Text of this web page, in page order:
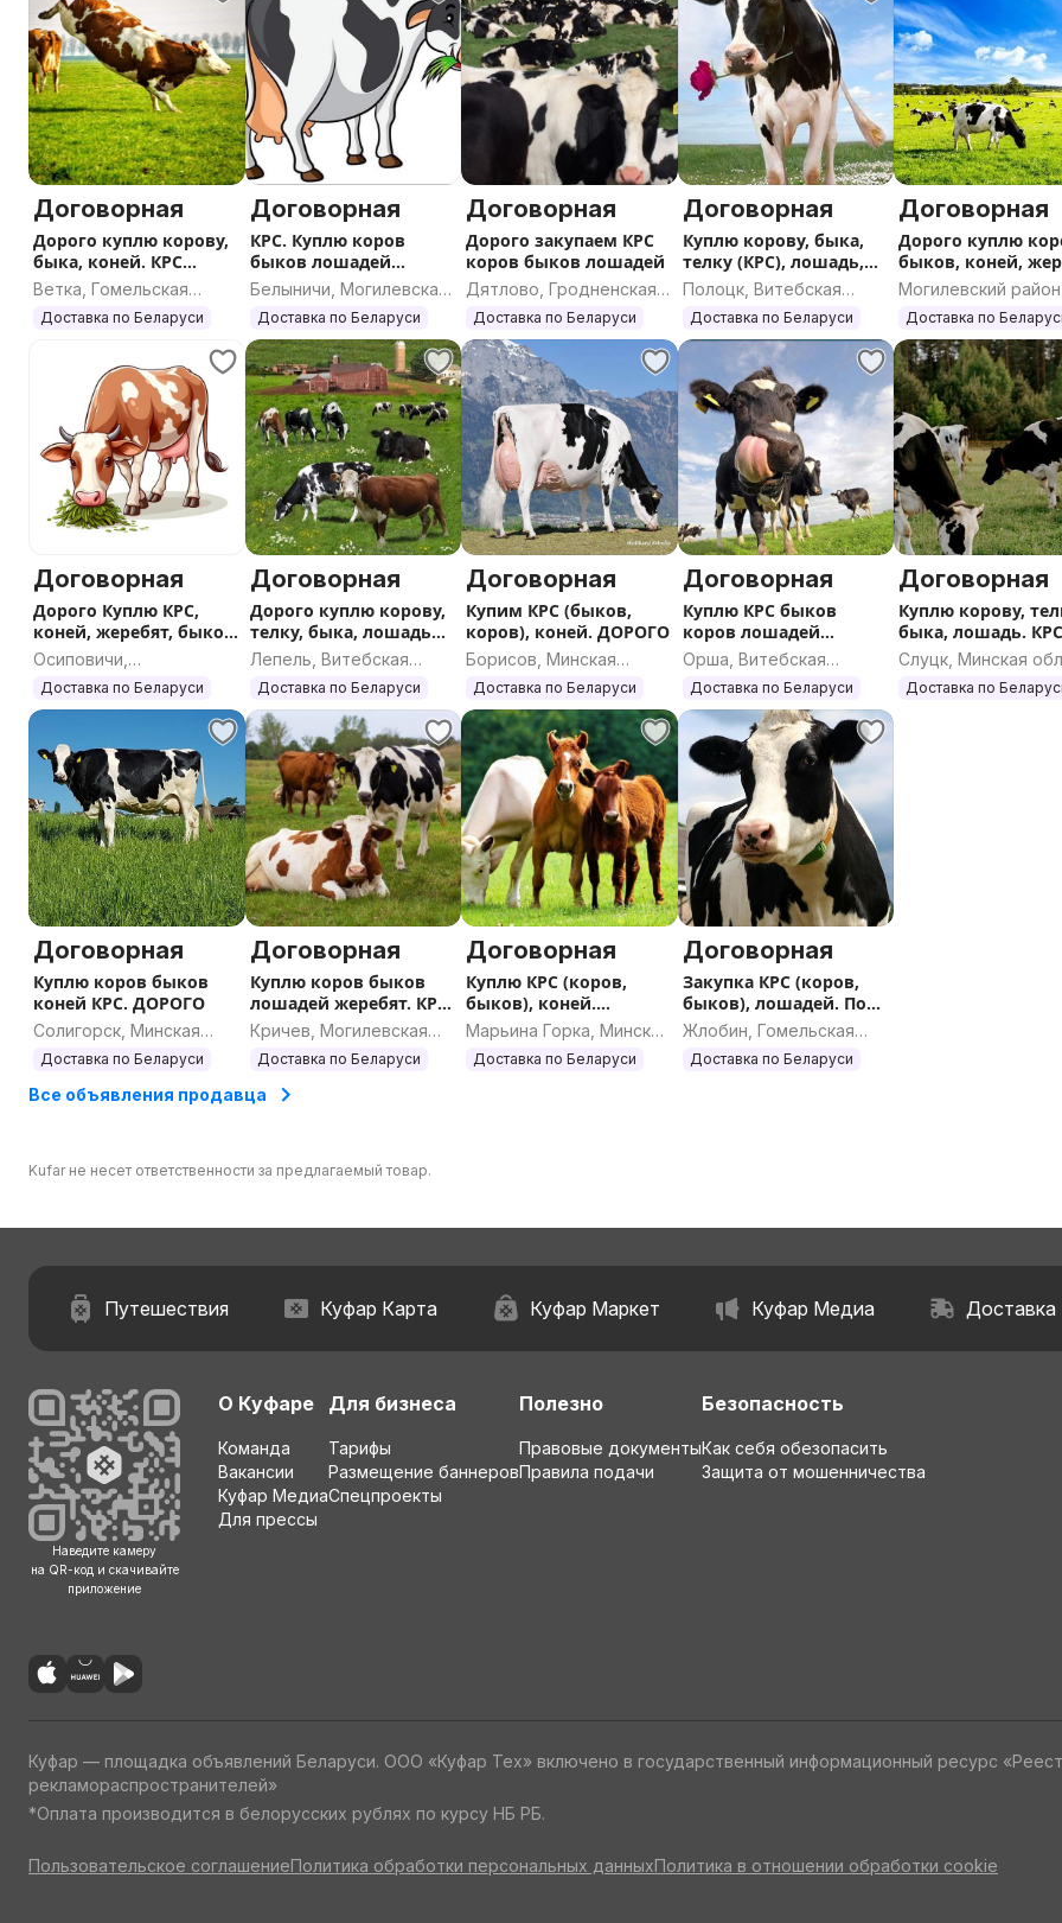
Договорная
Дорого куплю корову,
быка, коней. КРС
ДОРОГО
Ветка, Гомельская
область
Доставка по Беларуси
Договорная
КРС. Куплю коров
быков лошадей
жеребят ДОРОГО
Белыничи, Могилевская
область
Доставка по Беларуси
Договорная
Дорого закупаем КРС
коров быков лошадей
Дятлово, Гродненская
область
Доставка по Беларуси
Договорная
Куплю корову, быка,
телку (КРС), лошадь,
жеребенка
Полоцк, Витебская
область
Доставка по Беларуси
Договорная
Дорого куплю
быков, коней,
КРС
Могилевский район,
Могилевская
Доставка по
Договорная
Дорого Куплю КРС,
коней, жеребят, быков,
коров
Осиповичи,
Могилевская область
Доставка по Беларуси
Договорная
Дорого куплю корову,
телку, быка, лошадь
КРС
Лепель, Витебская
область
Доставка по Беларуси
Договорная
Купим КРС (быков,
коров), коней. ДОРОГО
Борисов, Минская
область
Доставка по Беларуси
Договорная
Куплю КРС быков
коров лошадей
жеребят ДОРОГО
Орша, Витебская
область
Доставка по Беларуси
Договорная
Куплю корову,
быка, лошадь. КРС
ДОРОГО
Слуцк, Минская
Доставка по
Договорная
Куплю коров быков
коней КРС. ДОРОГО
Солигорск, Минская
область
Доставка по Беларуси
Договорная
Куплю коров быков
лошадей жеребят. КРС
ДОРОГО
Кричев, Могилевская
область
Доставка по Беларуси
Договорная
Куплю КРС (коров,
быков), коней.
ДОРОГО
Марьина Горка, Минская
область
Доставка по Беларуси
Договорная
Закупка КРС (коров,
быков), лошадей. По
всей РБ
Жлобин, Гомельская
область
Доставка по Беларуси
Все объявления продавца
Kufar не несет ответственности за предлагаемый товар.
Путешествия Куфар Карта Куфар Маркет Куфар Медиа Доставка
Наведите камеру
на QR-код и скачивайте
приложение
О Куфаре
Команда
Вакансии
Куфар Медиа
Для прессы
Для бизнеса
Тарифы
Размещение баннеров
Спецпроекты
Полезно
Правовые документы
Правила подачи
Безопасность
Как себя обезопасить
Защита от мошенничества
Куфар — площадка объявлений Беларуси. ООО «Куфар Тех» включено в государственный информационный ресурс
рекламораспространителей»
*Оплата производится в белорусских рублях по курсу НБ РБ.
Пользовательское соглашениеПолитика обработки персональных данныхПолитика в отношении обработки cookie